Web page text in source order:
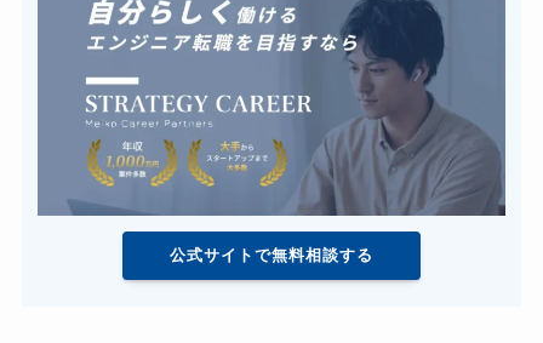
公式サイトで無料相談する